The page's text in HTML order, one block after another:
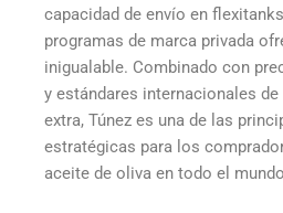
capacidad de envío en
programas de marca privada
inigualable. Combinado con
y estándares internacionales
extra, Túnez es una de las
estratégicas para los
aceite de oliva en todo el